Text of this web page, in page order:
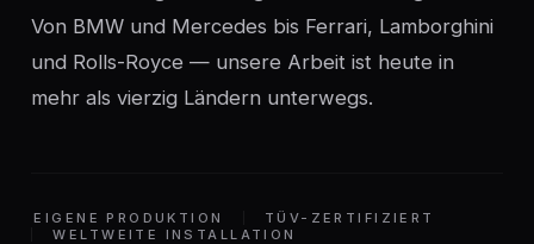
Von BMW und Mercedes bis Ferrari, Lamborghini
und Rolls-Royce — unsere Arbeit ist heute in
mehr als vierzig Ländern unterwegs.
EIGENE PRODUKTION
TÜV-ZERTIFIZIERT
WELTWEITE INSTALLATION